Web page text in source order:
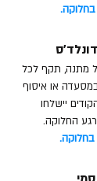
מתנה, תקף לכל
או איסוף
יישלחו